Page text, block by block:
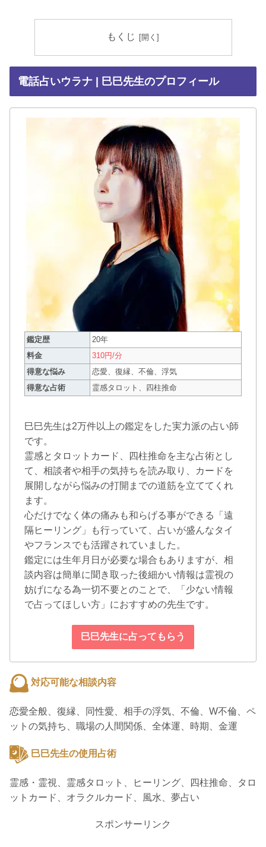
もくじ
電話占いウラナ | 巳巳先生のプロフィール
鑑定歴
20年
料金
310円/分
得意な悩み
恋愛、復縁、不倫、浮気
得意な占術
霊感タロット、四柱推命
巳巳先生は2万件以上の鑑定をした実力派の占い師
です。
霊感とタロットカード、四柱推命を主な占術とし
て、相談者や相手の気持ちを読み取り、カードを
展開しながら悩みの打開までの道筋を立ててくれ
ます。
心だけでなく体の痛みも和らげる事ができる「遠
隔ヒーリング」も行っていて、占いが盛んなタイ
やフランスでも活躍されていました。
鑑定には生年月日が必要な場合もありますが、相
談内容は簡単に聞き取った後細かい情報は霊視の
妨げになる為一切不要とのことで、「少ない情報
で占ってほしい方」におすすめの先生です。
巳巳先生に占ってもらう
対応可能な相談内容
恋愛全般、復縁、同性愛、相手の浮気、不倫、W不倫、ペ
ットの気持ち、職場の人間関係、全体運、時期、金運
巳巳先生の使用占術
霊感・霊視、霊感タロット、ヒーリング、四柱推命、タロ
ットカード、オラクルカード、風水、夢占い
スポンサーリンク